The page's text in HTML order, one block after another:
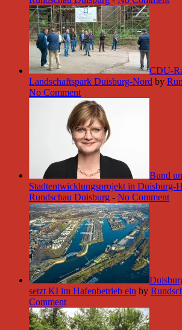
CDU-
Landschaftspark Duisburg-Nord by
No Comment
Bund
Stadtentwicklungsprojekt in Duisburg-
Rundschau Duisburg - No Comment
setzt KI im Hafenbetrieb ein by
Comment